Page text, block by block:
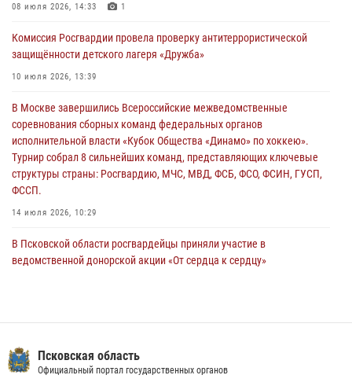
улицу Труда
Всероссийского конкурса профессионального мастерства среди
сотрудников вневедомственной охраны Росгвардии, Псковские
Росгвардейцы одержали победу
30 июля 2026, 05:10
08 июля 2026, 14:33 1
Комиссия Росгвардии провела проверку антитеррористической
защищённости детского лагеря «Дружба»
10 июля 2026, 13:39
В Москве завершились Всероссийские межведомственные
соревнования сборных команд федеральных органов
исполнительной власти «Кубок Общества «Динамо» по хоккею».
Турнир собрал 8 сильнейших команд, представляющих ключевые
структуры страны: Росгвардию, МЧС, МВД, ФСБ, ФСО, ФСИН, ГУСП,
ФССП.
14 июля 2026, 10:29
В Псковской области росгвардейцы приняли участие в
ведомственной донорской акции «От сердца к сердцу»
24 июля 2026, 13:59 1
Псковская область
Официальный портал государственных органов